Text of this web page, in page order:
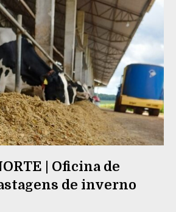
| Oficina de
de inverno